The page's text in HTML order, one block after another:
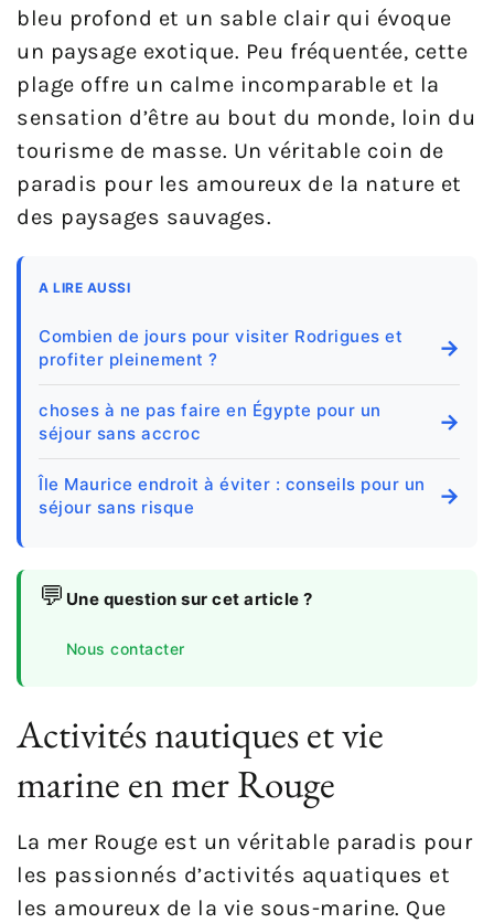
bleu profond et un sable clair qui évoque
un paysage exotique. Peu fréquentée, cette
plage offre un calme incomparable et la
sensation d’être au bout du monde, loin du
tourisme de masse. Un véritable coin de
paradis pour les amoureux de la nature et
des paysages sauvages.
A LIRE AUSSI
Combien de jours pour visiter Rodrigues et
profiter pleinement ?
→
choses à ne pas faire en Égypte pour un
séjour sans accroc
→
Île Maurice endroit à éviter : conseils pour un
séjour sans risque
→
💬 Une question sur cet article ?
Nous contacter
Activités nautiques et vie
marine en mer Rouge
La mer Rouge est un véritable paradis pour
les passionnés d’activités aquatiques et
les amoureux de la vie sous-marine. Que